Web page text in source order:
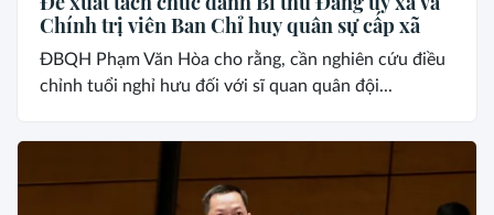
Chính trị viên Ban Chỉ huy quân sự cấp xã
ĐBQH Phạm Văn Hòa cho rằng, cần nghiên cứu điều
chỉnh tuổi nghỉ hưu đối với sĩ quan quân đội...